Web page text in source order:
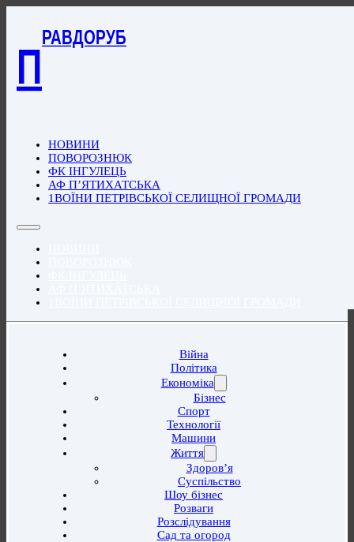
П
РАВДОРУБ
НОВИНИ
ПОВОРОЗНЮК
ФК ІНГУЛЕЦЬ
АФ П’ЯТИХАТСЬКА
1ВОЇНИ ПЕТРІВСЬКОЇ СЕЛИЩНОЇ ГРОМАДИ
Війна
Політика
Економіка
Бізнес
Спорт
Технології
Машини
Життя
Здоров’я
Суспільство
Шоу бізнес
Розваги
Розслідування
Сад та огород